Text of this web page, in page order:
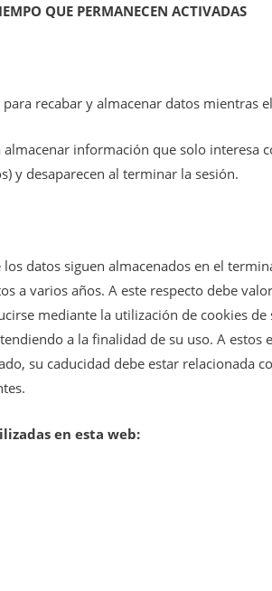
QUE PERMANECEN ACTIVADAS
recabar y almacenar datos mientras
almacenar información que solo
y desaparecen al terminar la sesión.
los datos siguen almacenados en el
a varios años. A este respecto debe
mediante la utilización de cookies
a la finalidad de su uso. A
su caducidad debe estar relacionada
en esta web: